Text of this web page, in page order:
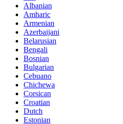
Albanian
Amharic
Armenian
Azerbaijani
Belarusian
Bengali
Bosnian
Bulgarian
Cebuano
Chichewa
Corsican
Croatian
Dutch
Estonian